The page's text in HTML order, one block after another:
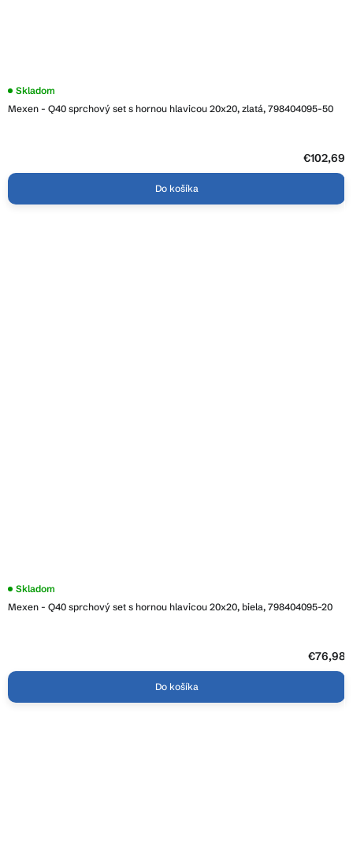
Mexen - Q40 sprchový set s hornou hlavicou 20x20, zlatá, 798404095-50
Skladom
€102,69
Do košíka
Mexen - Q40 sprchový set s hornou hlavicou 20x20, biela, 798404095-20
Skladom
€76,98
Do košíka